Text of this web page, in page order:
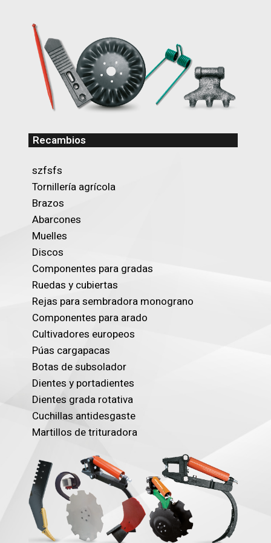
Recambios
szfsfs
Tornillería agrícola
Brazos
Abarcones
Muelles
Discos
Componentes para gradas
Ruedas y cubiertas
Rejas para sembradora monograno
Componentes para arado
Cultivadores europeos
Púas cargapacas
Botas de subsolador
Dientes y portadientes
Dientes grada rotativa
Cuchillas antidesgaste
Martillos de trituradora